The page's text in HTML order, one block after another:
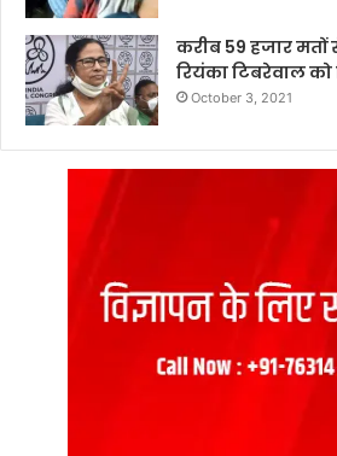
करीब 59 हजार मतों
रियंका टिबरेवाल
October 3, 2021